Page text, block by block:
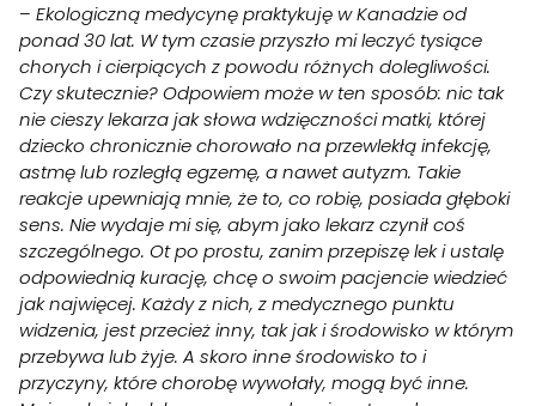
– Ekologiczną medycynę praktykuję w Kanadzie od
ponad 30 lat. W tym czasie przyszło mi leczyć tysiące
chorych i cierpiących z powodu różnych dolegliwości.
Czy skutecznie? Odpowiem może w ten sposób: nic tak
nie cieszy lekarza jak słowa wdzięczności matki, której
dziecko chronicznie chorowało na przewlekłą infekcję,
astmę lub rozległą egzemę, a nawet autyzm. Takie
reakcje upewniają mnie, że to, co robię, posiada głęboki
sens. Nie wydaje mi się, abym jako lekarz czynił coś
szczególnego. Ot po prostu, zanim przepiszę lek i ustalę
odpowiednią kurację, chcę o swoim pacjencie wiedzieć
jak najwięcej. Każdy z nich, z medycznego punktu
widzenia, jest przecież inny, tak jak i środowisko w którym
przebywa lub żyje. A skoro inne środowisko to i
przyczyny, które chorobę wywołały, mogą być inne.